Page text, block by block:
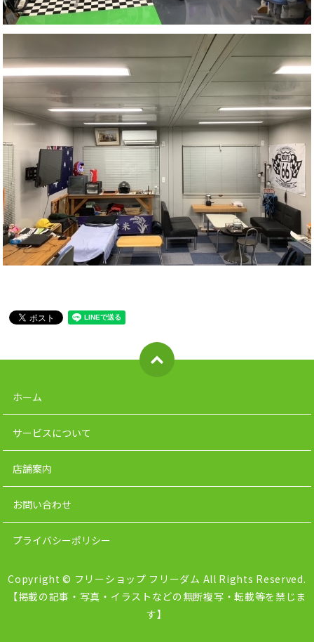
ホーム
サービスについて
店舗案内
お問い合わせ
プライバシーポリシー
Copyright © フリーショップ フリーダム All Rights Reserved.
【掲載の記事・写真・イラストなどの無断複写・転載等を禁じま
す】